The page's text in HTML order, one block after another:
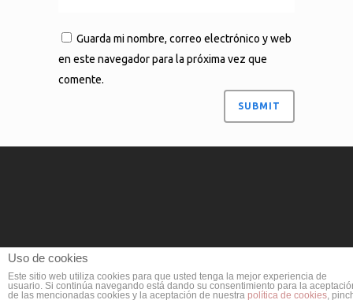
Guarda mi nombre, correo electrónico y web
en este navegador para la próxima vez que
comente.
Uso de cookies
Este sitio web utiliza cookies para que usted tenga la mejor experiencia de
usuario. Si continúa navegando está dando su consentimiento para la
de las mencionadas cookies y la aceptación de nuestra política de cookies,